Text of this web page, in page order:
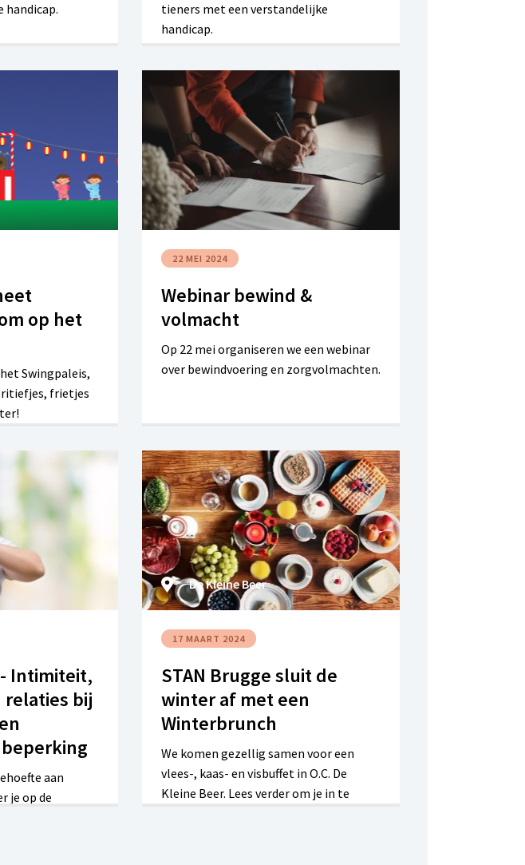
handicap.
tieners met een verstandelijke
handicap.
op het
Swingpaleis,
frietjes
22 MEI 2024
Webinar bewind &
volmacht
Op 22 mei organiseren we een webinar
over bewindvoering en zorgvolmachten.
- Intimiteit,
bij
aan
je op de
De Kleine Beer
17 MAART 2024
STAN Brugge sluit de
winter af met een
Winterbrunch
We komen gezellig samen voor een
vlees-, kaas- en visbuffet in O.C. De
Kleine Beer. Lees verder om je in te